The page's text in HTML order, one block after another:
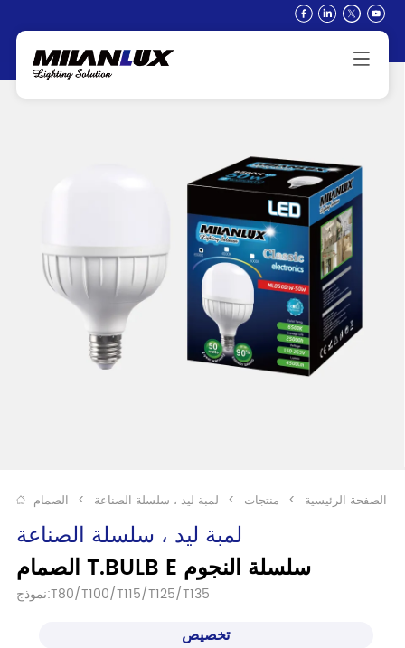
الصفحة الرئيسية > منتجات > لمبة ليد ، سلسلة الصناعة >
لمبة ليد ، سلسلة الصناعة
الصمام T.BULB E سلسلة النجوم
نموذج:T80/T100/T115/T125/T135
تخصيص